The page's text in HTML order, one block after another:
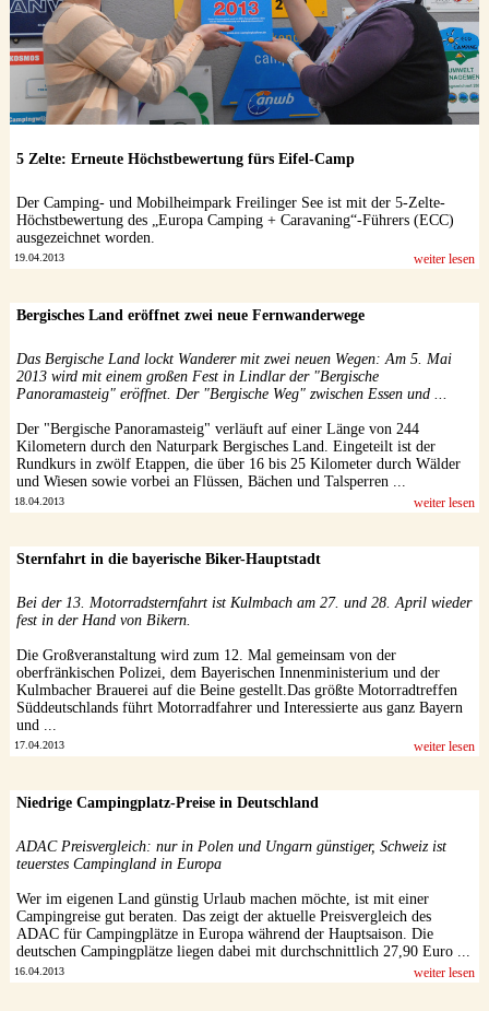
5 Zelte: Erneute Höchstbewertung fürs Eifel-Camp
Der Camping- und Mobilheimpark Freilinger See ist mit der 5-Zelte-
Höchstbewertung des „Europa Camping + Caravaning“-Führers (ECC)
ausgezeichnet worden.
19.04.2013 weiter lesen
Bergisches Land eröffnet zwei neue Fernwanderwege
Das Bergische Land lockt Wanderer mit zwei neuen Wegen: Am 5. Mai
2013 wird mit einem großen Fest in Lindlar der "Bergische
Panoramasteig" eröffnet. Der "Bergische Weg" zwischen Essen und ...
Der "Bergische Panoramasteig" verläuft auf einer Länge von 244
Kilometern durch den Naturpark Bergisches Land. Eingeteilt ist der
Rundkurs in zwölf Etappen, die über 16 bis 25 Kilometer durch Wälder
und Wiesen sowie vorbei an Flüssen, Bächen und Talsperren ...
18.04.2013 weiter lesen
Sternfahrt in die bayerische Biker-Hauptstadt
Bei der 13. Motorradsternfahrt ist Kulmbach am 27. und 28. April wieder
fest in der Hand von Bikern.
Die Großveranstaltung wird zum 12. Mal gemeinsam von der
oberfränkischen Polizei, dem Bayerischen Innenministerium und der
Kulmbacher Brauerei auf die Beine gestellt.Das größte Motorradtreffen
Süddeutschlands führt Motorradfahrer und Interessierte aus ganz Bayern
und ...
17.04.2013 weiter lesen
Niedrige Campingplatz-Preise in Deutschland
ADAC Preisvergleich: nur in Polen und Ungarn günstiger, Schweiz ist
teuerstes Campingland in Europa
Wer im eigenen Land günstig Urlaub machen möchte, ist mit einer
Campingreise gut beraten. Das zeigt der aktuelle Preisvergleich des
ADAC für Campingplätze in Europa während der Hauptsaison. Die
deutschen Campingplätze liegen dabei mit durchschnittlich 27,90 Euro ...
16.04.2013 weiter lesen